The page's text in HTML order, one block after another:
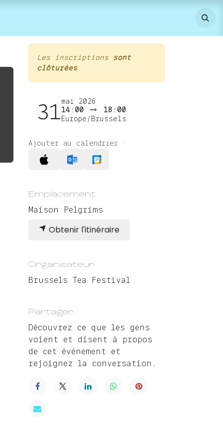
Les inscriptions sont
clôturées
31mai 2026
14:00
18:00
Europe/Brussels
Ajouter au calendrier :
Emplacement
Maison Pelgrims
Obtenir l'itinéraire
Organisateur
Brussels Tea Festival
Partager
Découvrez ce que les gens
voient et disent à propos
de cet événement et
rejoignez la conversation.